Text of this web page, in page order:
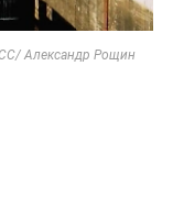
Александр Рощин